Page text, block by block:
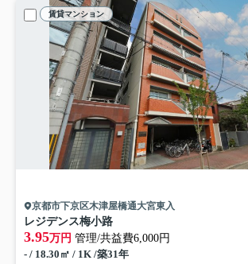
賃貸マンション
京都市下京区木津屋橋通大宮東入
レジデンス梅小路
3.95万円 管理/共益費6,000円
- / 18.30㎡ / 1K /築31年